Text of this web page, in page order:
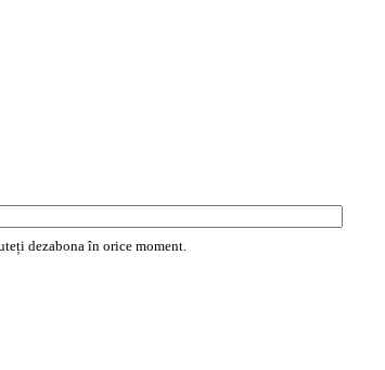
dezabona în orice moment.